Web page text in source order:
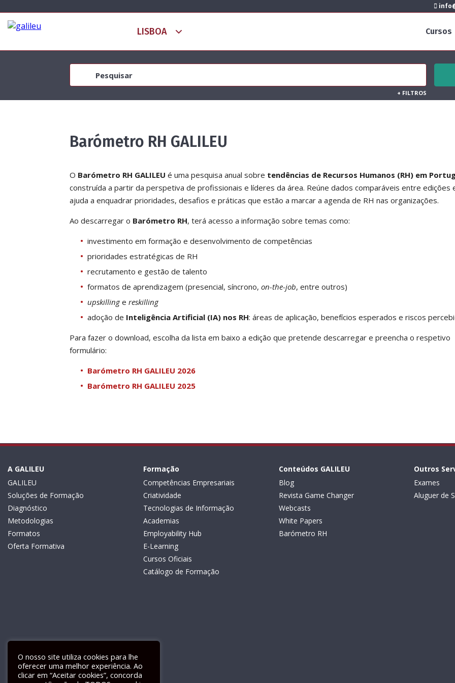
Cursos
+ FILTROS
Barómetro RH GALILEU
O Barómetro RH GALILEU é uma pesquisa anual sobre tendências de Recursos Humanos (RH) em
construída a partir da perspetiva de profissionais e líderes da área. Reúne dados comparáveis entre edições
ajuda a enquadrar prioridades, desafios e práticas que estão a marcar a agenda de RH nas organizações.
Ao descarregar o Barómetro RH, terá acesso a informação sobre temas como:
investimento em formação e desenvolvimento de competências
prioridades estratégicas de RH
recrutamento e gestão de talento
formatos de aprendizagem (presencial, síncrono, on-the-job, entre outros)
upskillinge reskilling
adoção de Inteligência Artificial (IA) nos RH: áreas de aplicação, benefícios esperados e riscos
Para fazer o download, escolha da lista em baixo a edição que pretende descarregar e preencha o respetivo
formulário:
Barómetro RH GALILEU 2026
Barómetro RH GALILEU 2025
A GALILEU
GALILEU
Soluções de Formação
Diagnóstico
Metodologias
Formatos
Oferta Formativa
Formação
Competências Empresariais
Criatividade
Tecnologias de Informação
Academias
Employability Hub
E-Learning
Cursos Oficiais
Catálogo de Formação
Conteúdos GALILEU
Blog
Revista Game Changer
Webcasts
White Papers
Barómetro RH
Outros
Exames
Aluguer de
O nosso site utiliza cookies para lhe
oferecer uma melhor experiência. Ao
clicar em “Aceitar cookies”, concorda